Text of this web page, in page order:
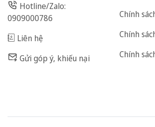
Hotline/Zalo:
0909000786
Liên hệ
Gửi góp ý, khiếu nại
Chính
Chính
Chính